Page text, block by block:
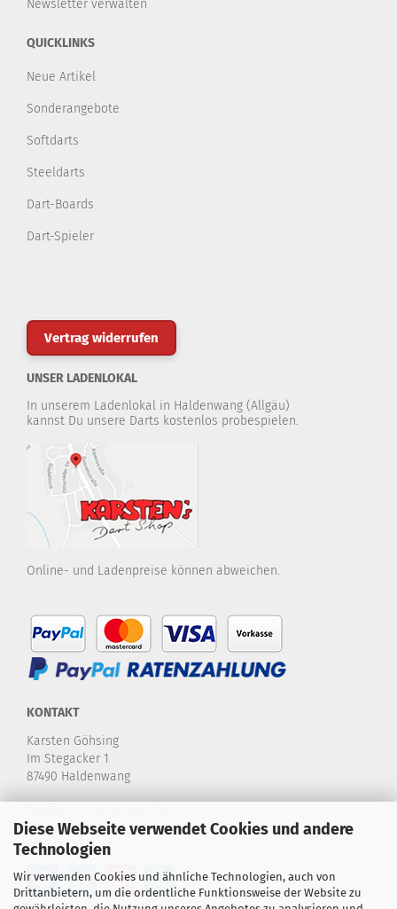
Diese Webseite verwendet Cookies und andere
Technologien
Wir verwenden Cookies und ähnliche Technologien, auch von
Drittanbietern, um die ordentliche Funktionsweise der Website zu
Newsletter verwalten
QUICKLINKS
Neue Artikel
Sonderangebote
Softdarts
Steeldarts
Dart-Boards
Dart-Spieler
Vertrag widerrufen
UNSER LADENLOKAL
In unserem Ladenlokal in Haldenwang (Allgäu)
kannst Du unsere Darts kostenlos probespielen.
Online- und Ladenpreise können abweichen.
KONTAKT
Karsten Göhsing
Im Stegacker 1
87490 Haldenwang
E-Mail:info@karstensdartshop.de